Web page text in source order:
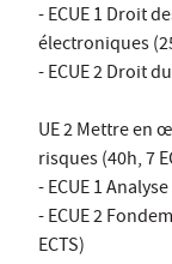
- ECUE 1 Droit
électroniques
- ECUE 2 Droit
UE 2 Mettre en
risques (40h, 7
- ECUE 1
- ECUE 2
ECTS)